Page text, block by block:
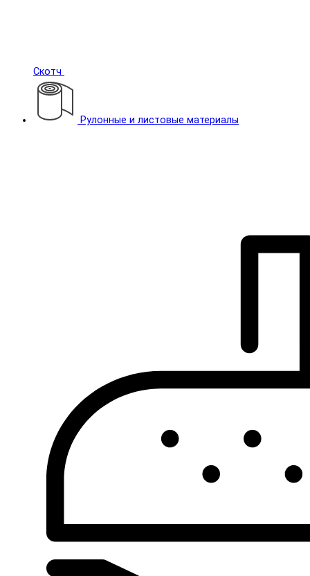
Скотч
Рулонные и листовые материалы